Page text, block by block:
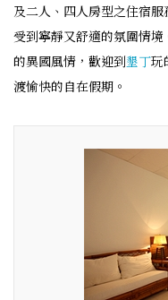
及二人、四人房型之住宿
受到寧靜又舒適的氛圍情
的異國風情，歡迎到墾丁玩
渡愉快的自在假期。